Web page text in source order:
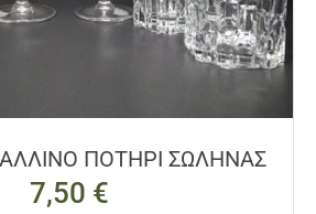
ΠΟΤΗΡΙ ΣΩΛΗΝΑΣ
7,50 €